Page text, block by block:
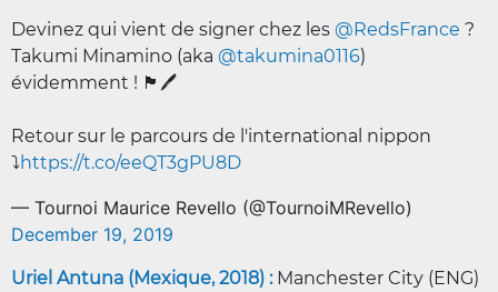
Devinez qui vient de signer chez les @RedsFrance ?
Takumi Minamino (aka @takumina0116)
évidemment ! 🏴󠁧󠁢󠁥󠁮󠁧󠁿🖊️
Retour sur le parcours de l'international nippon
⤵️https://t.co/eeQT3gPU8D
— Tournoi Maurice Revello (@TournoiMRevello)
December 19, 2019
Uriel Antuna (Mexique, 2018) : Manchester City (ENG)